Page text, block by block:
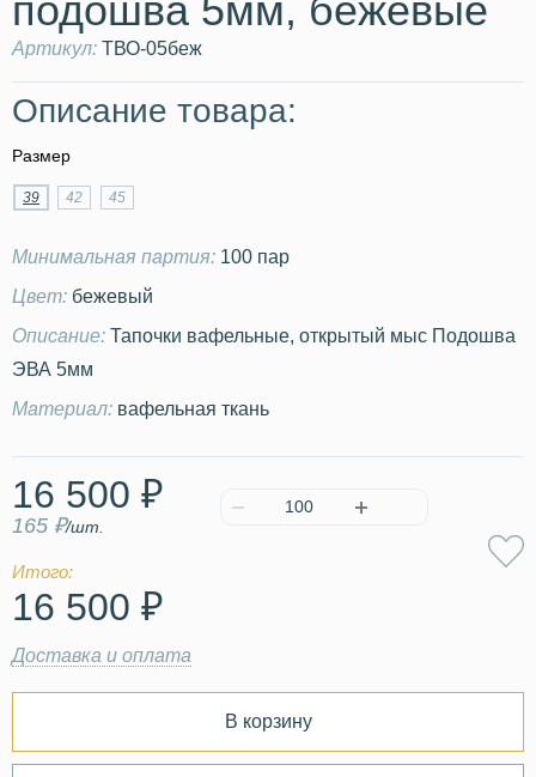
подошва 5мм, бежевые
Артикул: ТВО-05беж
Описание товара:
Размер
39 42 45
Минимальная партия: 100 пар
Цвет: бежевый
Описание: Тапочки вафельные, открытый мыс Подошва
ЭВА 5мм
Материал: вафельная ткань
16 500 ₽
165 ₽/шт.
Итого:
16 500 ₽
Доставка и оплата
В корзину